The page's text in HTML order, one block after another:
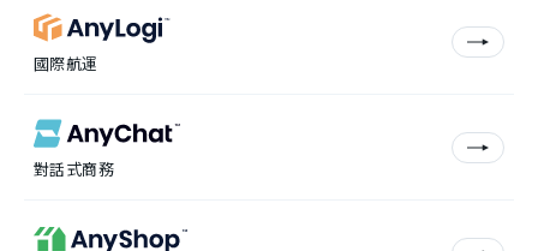
國際航運
對話式商務